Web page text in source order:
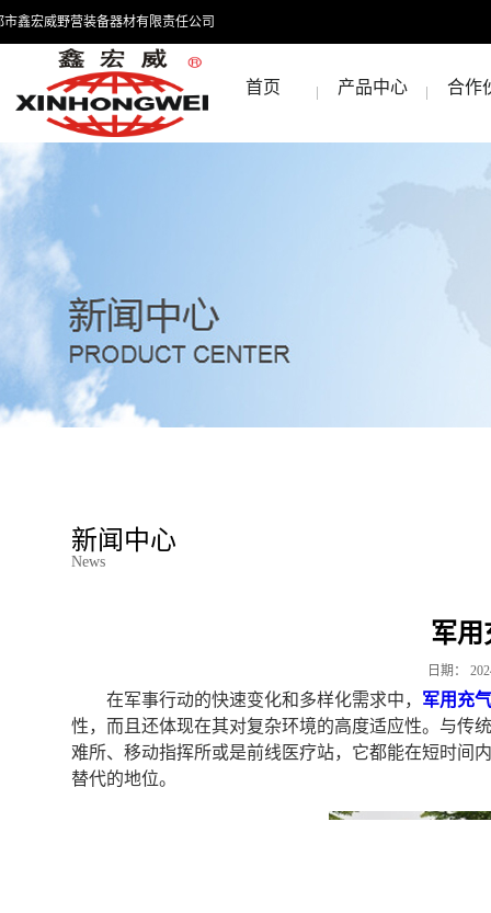
市鑫宏威野营装备器材有限责任公司
首页 产品中心 合作
新闻中心
News
军用
日期：
在军事行动的快速变化和多样化需求中， 军用充
性，而且还体现在其对复杂环境的高度适应性。与传
难所、移动指挥所或是前线医疗站，它都能在短时间
替代的地位。